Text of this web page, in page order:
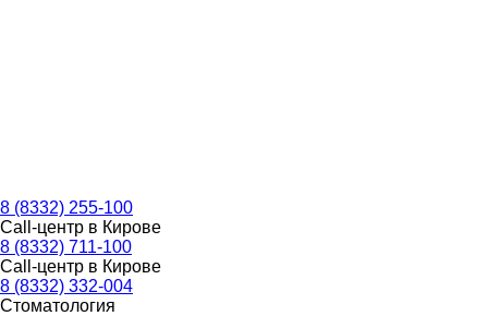
8 (8332) 255-100
Call-центр в Кирове
8 (8332) 711-100
Call-центр в Кирове
8 (8332) 332-004
Стоматология